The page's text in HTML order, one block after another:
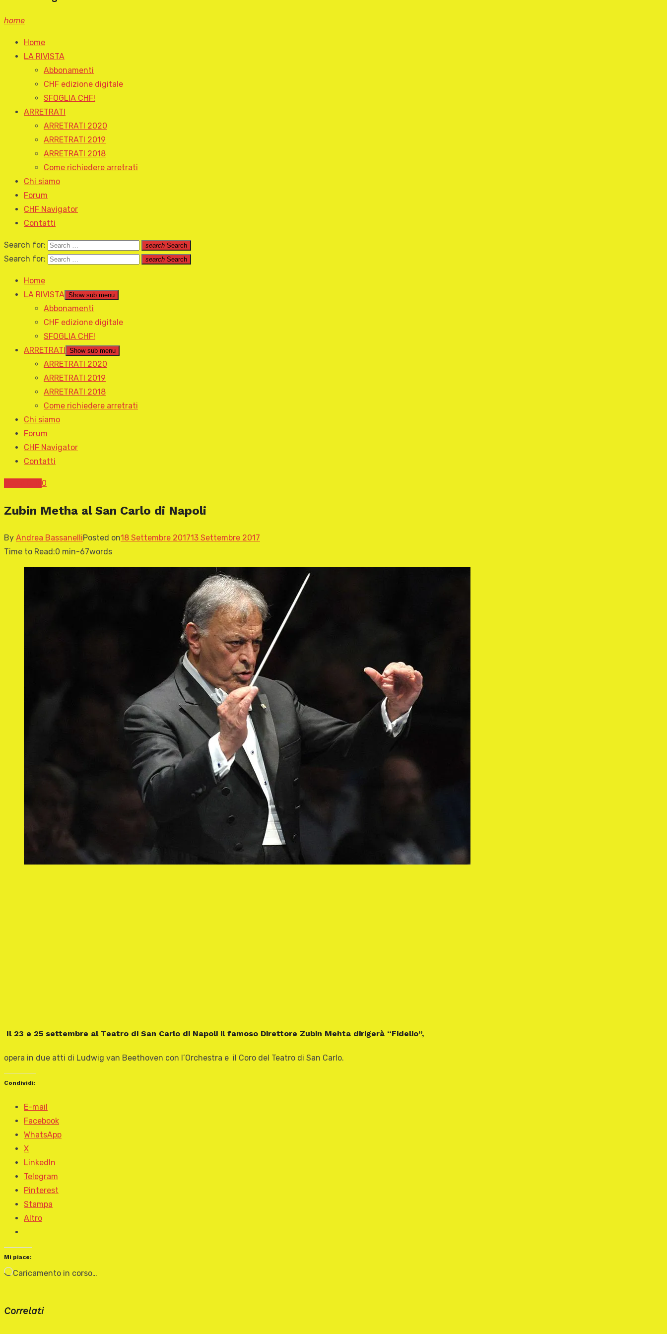
home
Home
LA RIVISTA
Abbonamenti
CHF edizione digitale
SFOGLIA CHF!
ARRETRATI
ARRETRATI 2020
ARRETRATI 2019
ARRETRATI 2018
Come richiedere arretrati
Chi siamo
Forum
CHF Navigator
Contatti
Search for: search Search
Search for: search Search
Home
LA RIVISTA Show sub menu
Abbonamenti
CHF edizione digitale
SFOGLIA CHF!
ARRETRATI
Show sub menu
ARRETRATI 2020
ARRETRATI 2019
ARRETRATI 2018
Come richiedere arretrati
Chi siamo
Forum
CHF Navigator
Contatti
0
Zubin Metha al San Carlo di Napoli
By Andrea BassanelliPosted on18 Settembre 201713 Settembre 2017
Time to Read:0 min-67words
Il 23 e 25 settembre al Teatro di San Carlo di Napoli il famoso Direttore Zubin Mehta dirigerà “Fidelio”,
opera in due atti di Ludwig van Beethoven con l’Orchestra e il Coro del Teatro di San Carlo.
Condividi:
E-mail
Facebook
WhatsApp
X
LinkedIn
Telegram
Pinterest
Stampa
Altro
Mi piace:
Caricamento in corso…
Correlati